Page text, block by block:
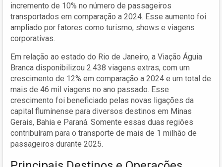
incremento de 10% no número de passageiros
transportados em comparação a 2024. Esse aumento foi
ampliado por fatores como turismo, shows e viagens
corporativas.
Em relação ao estado do Rio de Janeiro, a Viação Águia
Branca disponibilizou 2.438 viagens extras, com um
crescimento de 12% em comparação a 2024 e um total de
mais de 46 mil viagens no ano passado. Esse
crescimento foi beneficiado pelas novas ligações da
capital fluminense para diversos destinos em Minas
Gerais, Bahia e Paraná. Somente essas duas regiões
contribuíram para o transporte de mais de 1 milhão de
passageiros durante 2025.